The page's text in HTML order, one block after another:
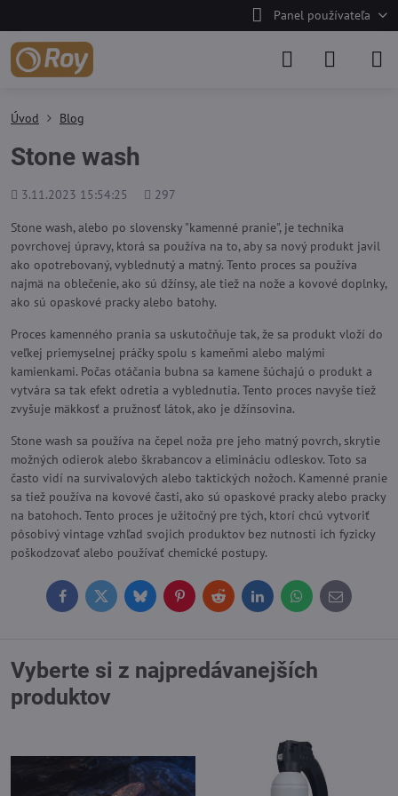
Panel používateľa
Úvod Blog
Stone wash
Pridané
3.11.2023 15:54:25
Počet
297
Stone wash, alebo po slovensky "kamenné pranie", je technika
povrchovej úpravy, ktorá sa používa na to, aby sa nový produkt javil
ako opotrebovaný, vyblednutý a matný. Tento proces sa používa
najmä na oblečenie, ako sú džínsy, ale tiež na nože a kovové doplnky,
ako sú opaskové pracky alebo batohy.
Proces kamenného prania sa uskutočňuje tak, že sa produkt vloží do
veľkej priemyselnej práčky spolu s kameňmi alebo malými
kamienkami. Počas otáčania bubna sa kamene šúchajú o produkt a
vytvára sa tak efekt odretia a vyblednutia. Tento proces navyše tiež
zvyšuje mäkkosť a pružnosť látok, ako je džínsovina.
Stone wash sa používa na čepel noža pre jeho matný povrch, skrytie
možných odierok alebo škrabancov a elimináciu odleskov. Toto sa
často vidí na survivalových alebo taktických nožoch. Kamenné pranie
sa tiež používa na kovové časti, ako sú opaskové pracky alebo pracky
na batohoch. Tento proces je užitočný pre tých, ktorí chcú vytvoriť
pôsobivý vintage vzhľad svojich produktov bez nutnosti ich fyzicky
poškodzovať alebo používať chemické postupy.
FacebookTwitterBlueskyPinterestReddit LinkedInWhatsApp
E-
mail
Vyberte si z najpredávanejších
produktov